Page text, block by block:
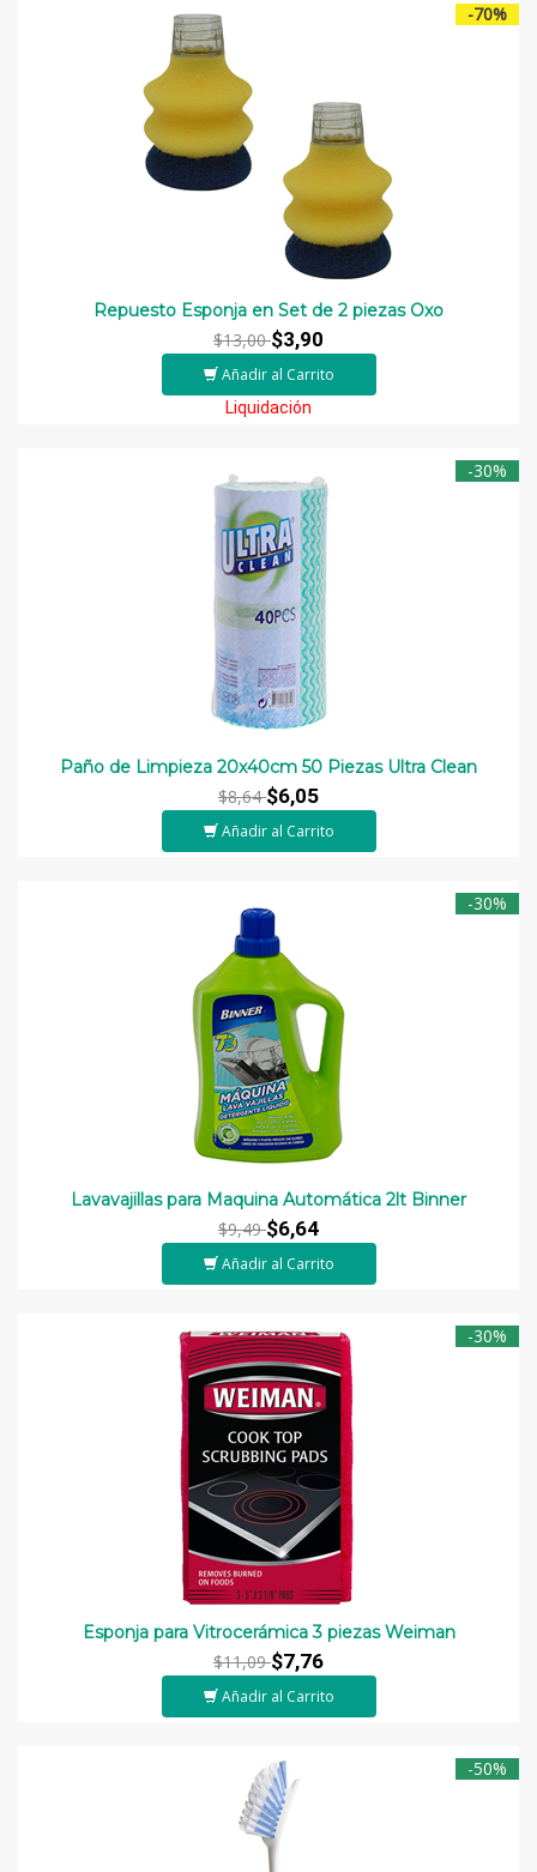
-70%
Repuesto Esponja en Set de 2 piezas Oxo
$13,00$3,90
Añadir al Carrito
Liquidación
-30%
Paño de Limpieza 20x40cm 50 Piezas Ultra Clean
$8,64$6,05
Añadir al Carrito
-30%
Lavavajillas para Maquina Automática 2lt Binner
$9,49$6,64
Añadir al Carrito
-30%
Esponja para Vitrocerámica 3 piezas Weiman
$11,09$7,76
Añadir al Carrito
-50%